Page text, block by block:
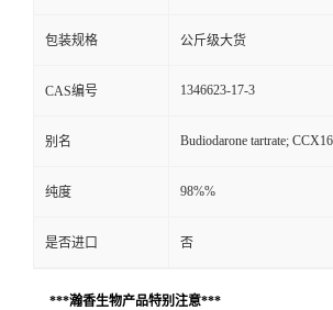
包装规格 公斤级大货
CAS编号 1346623-17-3
别名 Budiodarone tartrate;
纯度 98%%
是否进口 否
***瀚香生物产品特别注意***